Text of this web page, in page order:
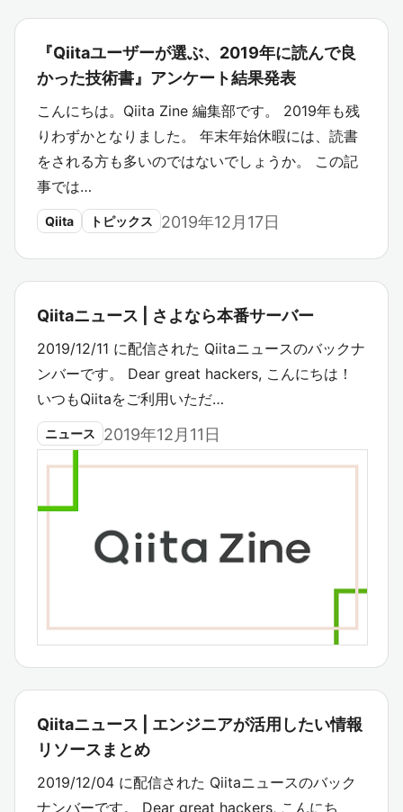
『Qiitaユーザーが選ぶ、2019年に読んで良
かった技術書』アンケート結果発表
こんにちは。Qiita Zine 編集部です。 2019年も残
りわずかとなりました。 年末年始休暇には、読書
をされる方も多いのではないでしょうか。 この記
事では…
Qiita トピックス 2019年12月17日
Qiitaニュース | さよなら本番サーバー
2019/12/11 に配信された Qiitaニュースのバックナ
ンバーです。 Dear great hackers, こんにちは！
いつもQiitaをご利用いただ…
ニュース 2019年12月11日
Qiitaニュース | エンジニアが活用したい情報
リソースまとめ
2019/12/04 に配信された Qiitaニュースのバック
ナンバーです。 Dear great hackers, こんにち